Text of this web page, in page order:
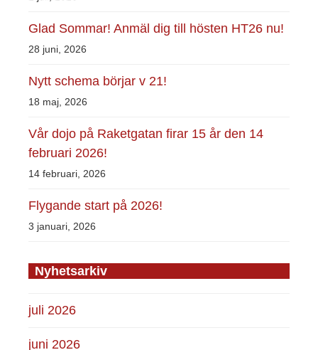
Glad Sommar! Anmäl dig till hösten HT26 nu!
28 juni, 2026
Nytt schema börjar v 21!
18 maj, 2026
Vår dojo på Raketgatan firar 15 år den 14
februari 2026!
14 februari, 2026
Flygande start på 2026!
3 januari, 2026
Nyhetsarkiv
juli 2026
juni 2026